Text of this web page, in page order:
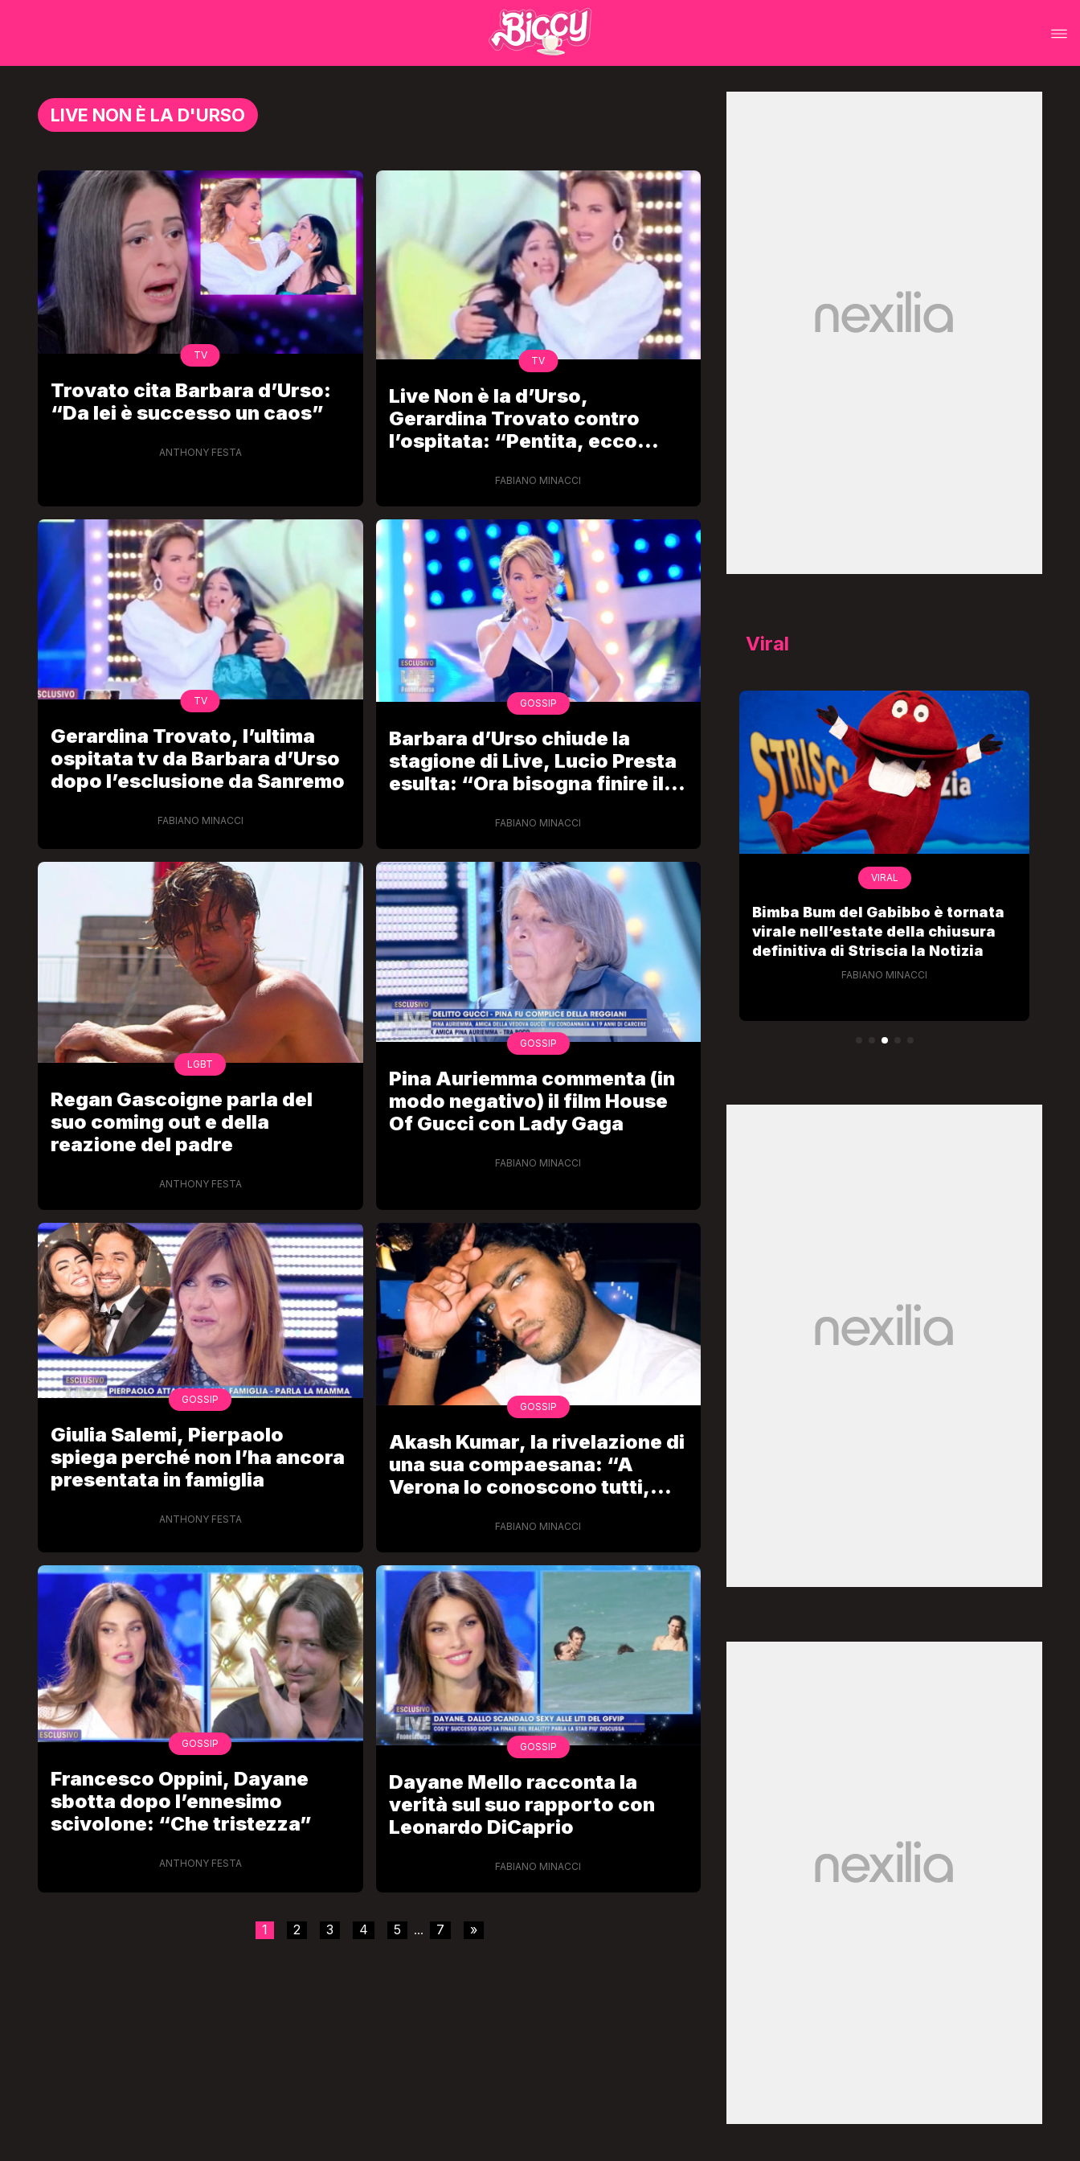
LIVE NON È LA D'URSO
TV
Trovato cita Barbara d’Urso:
“Da lei è successo un caos”
ANTHONY FESTA
TV
Live Non è la d’Urso,
Gerardina Trovato contro
l’ospitata: “Pentita, ecco
FABIANO MINACCI
TV
Gerardina Trovato, l’ultima
ospitata tv da Barbara d’Urso
dopo l’esclusione da Sanremo
FABIANO MINACCI
GOSSIP
Barbara d’Urso chiude la
stagione di Live, Lucio Presta
esulta: “Ora bisogna finire il
Pomeriggio 5”FABIANO MINACCI
LGBT
Regan Gascoigne parla del
suo coming out e della
reazione del padre
ANTHONY FESTA
GOSSIP
Pina Auriemma commenta (in
modo negativo) il film House
Of Gucci con Lady Gaga
FABIANO MINACCI
GOSSIP
Giulia Salemi, Pierpaolo
spiega perché non l’ha ancora
presentata in famiglia
ANTHONY FESTA
GOSSIP
Akash Kumar, la rivelazione di
una sua compaesana: “A
Verona lo conoscono tutti,
FABIANO MINACCI
GOSSIP
Francesco Oppini, Dayane
sbotta dopo l’ennesimo
scivolone: “Che tristezza”
ANTHONY FESTA
GOSSIP
Dayane Mello racconta la
verità sul suo rapporto con
Leonardo DiCaprio
FABIANO MINACCI
1 2 3 4 5 ... 7 »
Viral
Bambola Star, la festa di
compleanno con tutte le grandi
dive compie 15 anni: il video
completo
FABIANO MINACCI
VIRAL
Camilla Milanesi lascia tutto:
“Addio cike mie, siete state una
grande famiglia per me”
FABIANO MINACCI
VIRAL
Bimba Bum del Gabibbo è tornata
virale nell’estate della chiusura
definitiva di Striscia la Notizia
FABIANO MINACCI